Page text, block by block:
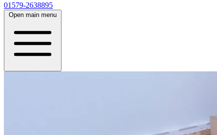
01579-2638895
Open main menu